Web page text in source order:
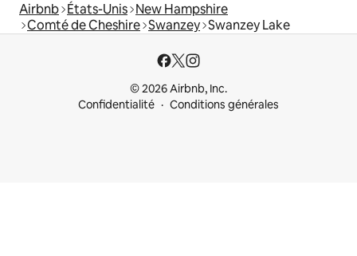
Airbnb États-Unis New Hampshire
Comté de Cheshire Swanzey Swanzey Lake
© 2026 Airbnb, Inc.
Confidentialité
Conditions générales